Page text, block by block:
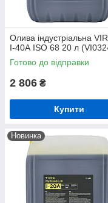
Олива індустріальна
І-40А ISO 68 20 л
Готово до відправки
2 806 ₴
Купити
Новинка